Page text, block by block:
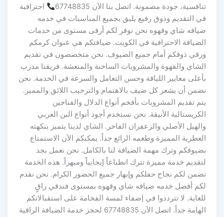
تنافسية، جودة مضمونة. اتصل بنا الآن 67748835
احترافية
في التقديم وذوق رفيع يليق بجميع المناسبات في خدمه
ضيافه شاي وقهوه نحن نوفر لكم أرقى مستوى من خدمات
الضيافة الاحترافية في الكويت. ضيافتكم هي عنوان كرمكم
ورقي ذوقكم أمام جميع الضيوف. نحن متخصصون في تقديم
الشاي والقهوة والمشروبات الساخنة والمنعشة. فريقنا مدرب
بأعلى معايير اللباقة وحسن التعامل والسرعة في الخدمة. نحن
نضمن أن يشعر كل ضيف بالاهتمام والترحيب اللائق والمميز.
يتم تقديم المشروبات بأفخم أنواع الدلال والفناجين
الكريستالية الأنيقة. نحن نستخدم أجود أنواع البن العربي
والهيل الأصلي والزعفران الفاخر. الشاي لدينا يتميز بنكهته
العطرية المميزة وطعمه الرائع جداً. يمكنكم الآن الاستمتاع
بضيوفكم وترك مهمة الضيافة لنا بالكامل. نحن نعمل بجد
لتقديم خدمة مميزة تترك انطباعاً إيجابياً ومبهراً. هذه الخدمة
تضمن لكم نجاح حفلكم وإبهار جميع الحضور الكرام. نحن نقدم
لكم أفضل خدمه ضيافه شاي وقهوه بمستوى فندقي راقٍ
للغاية. لا تترددوا في إضفاء لمسة الفخامة على استقبالاتكم
الهامة جداً. اتصل الآن 67748835 لحجز خدمة الضيافة الراقية